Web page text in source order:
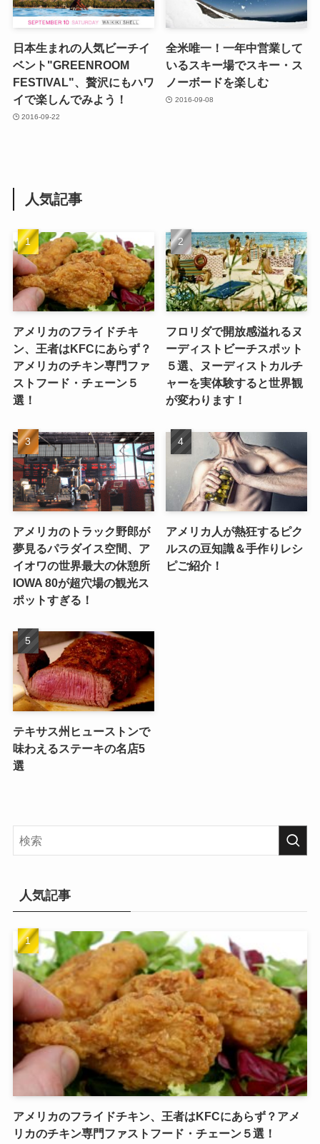
日本生まれの人気ビーチイ
ベント"GREENROOM
FESTIVAL"、贅沢にもハワ
イで楽しんでみよう！
2016-09-22
全米唯一！一年中営業して
いるスキー場でスキー・ス
ノーボードを楽しむ
2016-09-08
人気記事
アメリカのフライドチキ
ン、王者はKFCにあらず？
アメリカのチキン専門ファ
ストフード・チェーン５
選！
フロリダで開放感溢れるヌ
ーディストビーチスポット
５選、ヌーディストカルチ
ャーを実体験すると世界観
が変わります！
アメリカのトラック野郎が
夢見るパラダイス空間、ア
イオワの世界最大の休憩所
IOWA 80が超穴場の観光ス
ポットすぎる！
アメリカ人が熱狂するピク
ルスの豆知識＆手作りレシ
ピご紹介！
テキサス州ヒューストンで
味わえるステーキの名店5
選
人気記事
アメリカのフライドチキン、王者はKFCにあらず？アメ
リカのチキン専門ファストフード・チェーン５選！